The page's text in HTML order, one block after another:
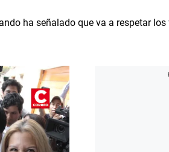
ha señalado que va a respetar los